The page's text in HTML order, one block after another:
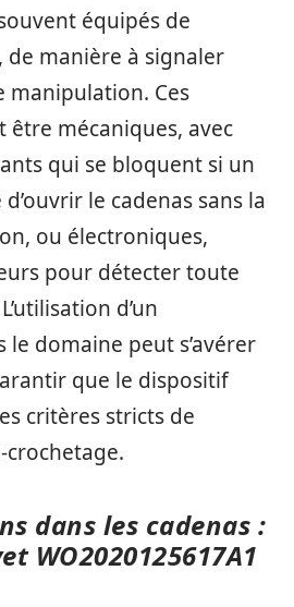
équipés de
de manière à signaler
Ces
être mécaniques, avec
qui se bloquent si un
le cadenas sans la
ou électroniques,
pour détecter toute
d’un
le domaine peut s’avérer
que le dispositif
critères stricts de
dans les cadenas :
WO2020125617A1